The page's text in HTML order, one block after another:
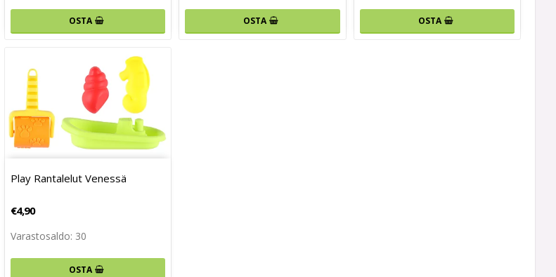
OSTA OSTA OSTA
Play Rantalelut Venessä
€4,90
Varastosaldo: 30
OSTA